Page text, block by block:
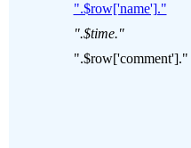
".$row['name']."
".$time."
".$row['comment']."